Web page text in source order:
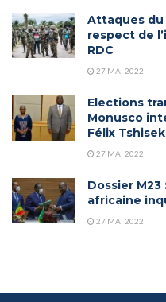
Attaques du
respect de
RDC
27 MAI 2022
Elections
Monusco
Félix
27 MAI 2022
Dossier M23
africaine
27 MAI 2022